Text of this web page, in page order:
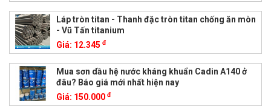
Láp tròn titan - Thanh đặc tròn titan chống ăn mòn
- Vũ Tấn titanium
Giá: 12.345 đ
Mua sơn dầu hệ nước kháng khuẩn Cadin A140 ở
đâu? Báo giá mới nhất hiện nay
Giá: 150.000 đ